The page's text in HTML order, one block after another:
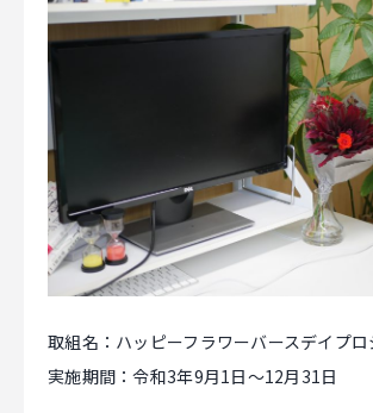
お知らせ
イベント
記事掲載
出版
社長ブログ
CAREER
CONTACT
取組名：ハッピーフラワーバースデイプロ
実施期間：令和3年9月1日～12月31日